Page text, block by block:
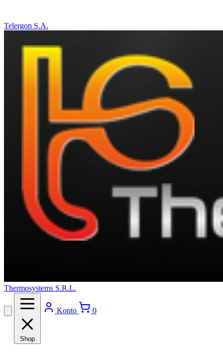
Telergon S.A.
Thermosystems S.R.L.
Shop
Konto 0